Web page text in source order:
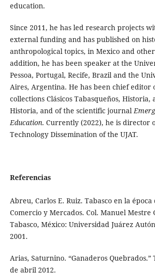
education.
Since 2011, he has led research projects
external funding and has published on
anthropological topics, in Mexico and
addition, he has been speaker at the
Pessoa, Portugal, Recife, Brazil and the
Aires, Argentina. He has been chief editor
collections Clásicos Tabasqueños, Historia,
Historia, and of the scientific journal
Education. Currently (2022), he is director
Technology Dissemination of the UJAT.
Referencias
Abreu, Carlos E. Ruiz. Tabasco en la época
Comercio y Mercados. Col. Manuel Mestre
Tabasco, México: Universidad Juárez
2001.
Arias, Saturnino. “Ganaderos Quebrados.”
de abril 2012.